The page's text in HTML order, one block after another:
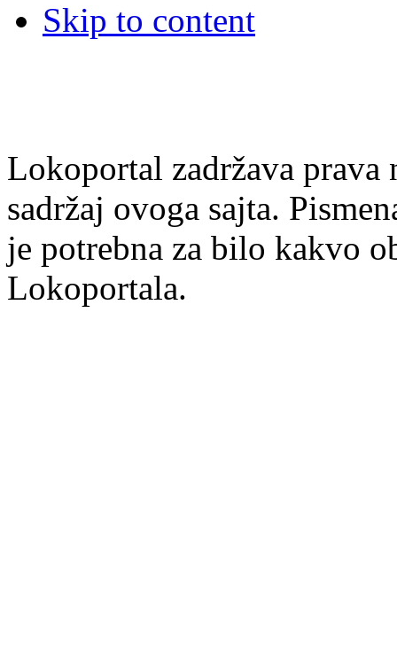
Skip to content
Lokoportal zadržava
sadržaj ovoga sajta.
je potrebna za bilo kakvo
Lokoportala.